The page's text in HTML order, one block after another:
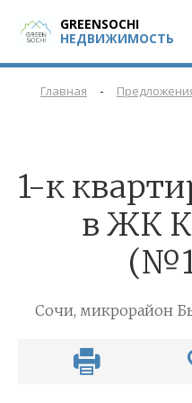
GREENSOCHI
НЕДВИЖИМОСТЬ
Главная -
1-к
в ЖК
Сочи, микрорайон